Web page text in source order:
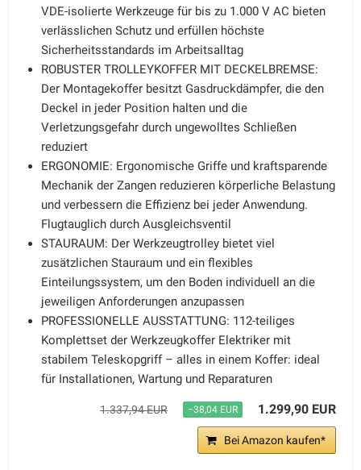
VDE-isolierte Werkzeuge für bis zu 1.000 V AC bieten
verlässlichen Schutz und erfüllen höchste
Sicherheitsstandards im Arbeitsalltag
ROBUSTER TROLLEYKOFFER MIT DECKELBREMSE:
Der Montagekoffer besitzt Gasdruckdämpfer, die den
Deckel in jeder Position halten und die
Verletzungsgefahr durch ungewolltes Schließen
reduziert
ERGONOMIE: Ergonomische Griffe und kraftsparende
Mechanik der Zangen reduzieren körperliche Belastung
und verbessern die Effizienz bei jeder Anwendung.
Flugtauglich durch Ausgleichsventil
STAURAUM: Der Werkzeugtrolley bietet viel
zusätzlichen Stauraum und ein flexibles
Einteilungssystem, um den Boden individuell an die
jeweiligen Anforderungen anzupassen
PROFESSIONELLE AUSSTATTUNG: 112-teiliges
Komplettset der Werkzeugkoffer Elektriker mit
stabilem Teleskopgriff – alles in einem Koffer: ideal
für Installationen, Wartung und Reparaturen
1.337,94 EUR −38,04 EUR 1.299,90 EUR
Bei Amazon kaufen*